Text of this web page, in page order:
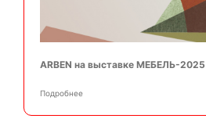
ARBEN на выставке МЕБЕЛЬ-2025
Подробнее